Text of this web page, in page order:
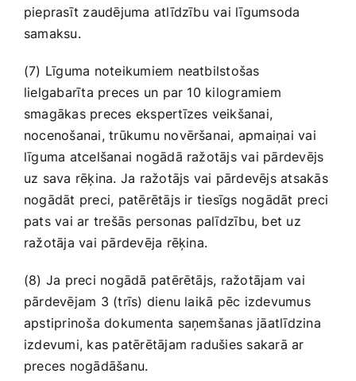
pieprasīt zaudējuma atlīdzību vai līgumsoda
samaksu.
(7) Līguma noteikumiem neatbilstošas
lielgabarīta preces un par 10 kilogramiem
smagākas preces ekspertīzes veikšanai,
nocenošanai, trūkumu novēršanai, apmaiņai vai
līguma atcelšanai nogādā ražotājs vai pārdevējs
uz sava rēķina. Ja ražotājs vai pārdevējs atsakās
nogādāt preci, patērētājs ir tiesīgs nogādāt preci
pats vai ar trešās personas palīdzību, bet uz
ražotāja vai pārdevēja rēķina.
(8) Ja preci nogādā patērētājs, ražotājam vai
pārdevējam 3 (trīs) dienu laikā pēc izdevumus
apstiprinoša dokumenta saņemšanas jāatlīdzina
izdevumi, kas patērētājam radušies sakarā ar
preces nogādāšanu.